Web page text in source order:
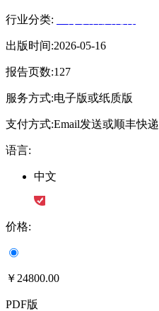
行业分类:
出版时间:2026-05-16
报告页数:127
服务方式:电子版或纸质版
支付方式:Email发送或顺丰快递
语言:
中文
价格:
￥24800.00
PDF版